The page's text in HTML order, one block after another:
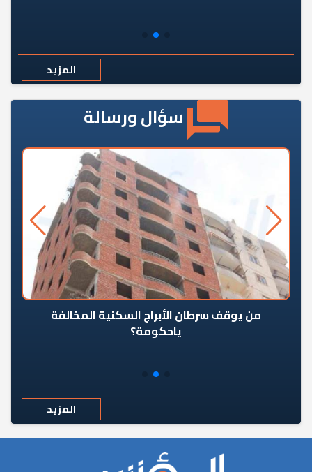
المزيد
سؤال ورسالة
من يوقف سرطان الأبراج السكنية المخالفة
ياحكومة؟
المزيد